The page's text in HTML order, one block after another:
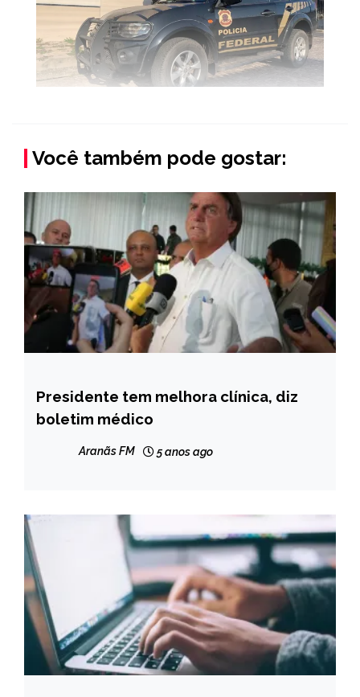
Você também pode gostar:
BRASIL
NOTÍCIAS
Presidente tem melhora clínica, diz
boletim médico
Aranãs FM 5 anos ago